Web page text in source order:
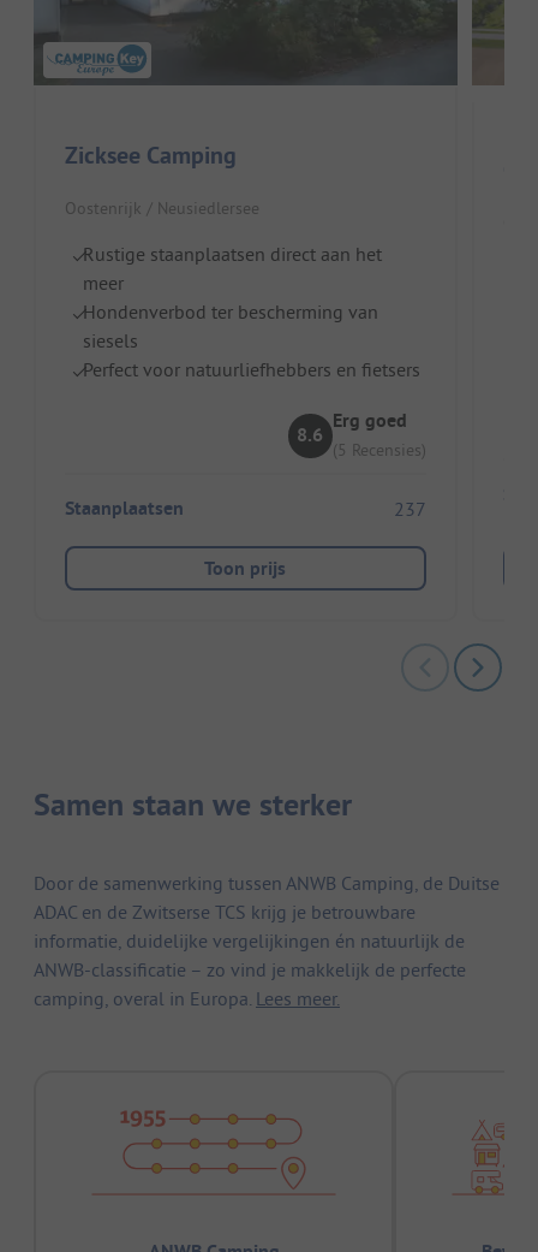
Zicksee Camping
Oostenrijk / Neusiedlersee
Rustige staanplaatsen direct aan het
meer
Hondenverbod ter bescherming van
siesels
Perfect voor natuurliefhebbers en fietsers
8.6
Erg goed
(5 Recensies)
Staanplaatsen 237
Toon prijs
Samen staan we sterker
Door de samenwerking tussen ANWB Camping, de Duitse
ADAC en de Zwitserse TCS krijg je betrouwbare
informatie, duidelijke vergelijkingen én natuurlijk de
ANWB-classificatie – zo vind je makkelijk de perfecte
camping, overal in Europa. Lees meer.